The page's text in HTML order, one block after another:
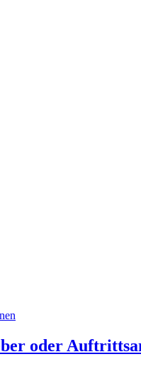
oder